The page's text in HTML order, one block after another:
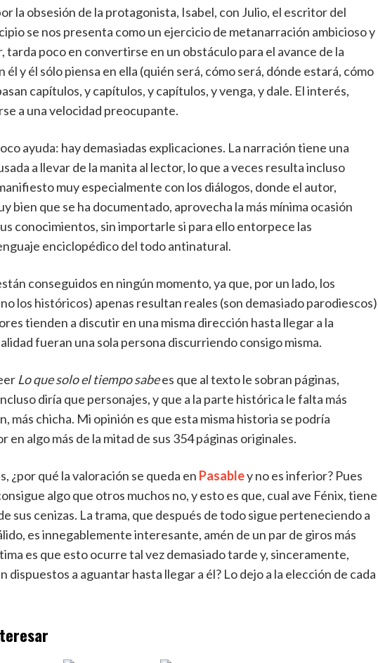
la obsesión de la protagonista, Isabel, con Julio, el escritor del
se nos presenta como un ejercicio de metanarración ambicioso y
tarda poco en convertirse en un obstáculo para el avance de la
él y él sólo piensa en ella (quién será, cómo será, dónde estará, cómo
capítulos, y capítulos, y capítulos, y venga, y dale. El interés,
a una velocidad preocupante.
ayuda: hay demasiadas explicaciones. La narración tiene una
a llevar de la manita al lector, lo que a veces resulta incluso
muy especialmente con los diálogos, donde el autor,
bien que se ha documentado, aprovecha la más mínima ocasión
conocimientos, sin importarle si para ello entorpece las
enciclopédico del todo antinatural.
conseguidos en ningún momento, ya que, por un lado, los
los históricos) apenas resultan reales (son demasiado parodiescos)
tienden a discutir en una misma dirección hasta llegar a la
fueran una sola persona discurriendo consigo misma.
Lo que solo el tiempo sabees que al texto le sobran páginas,
diría que personajes, y que a la parte histórica le falta más
más chicha. Mi opinión es que esta misma historia se podría
en algo más de la mitad de sus 354 páginas originales.
¿por qué la valoración se queda en Pasabley no es inferior? Pues
algo que otros muchos no, y esto es que, cual ave Fénix, tiene
sus cenizas. La trama, que después de todo sigue perteneciendo a
es innegablemente interesante, amén de un par de giros más
es que esto ocurre tal vez demasiado tarde y, sinceramente,
dispuestos a aguantar hasta llegar a él? Lo dejo a la elección de cada